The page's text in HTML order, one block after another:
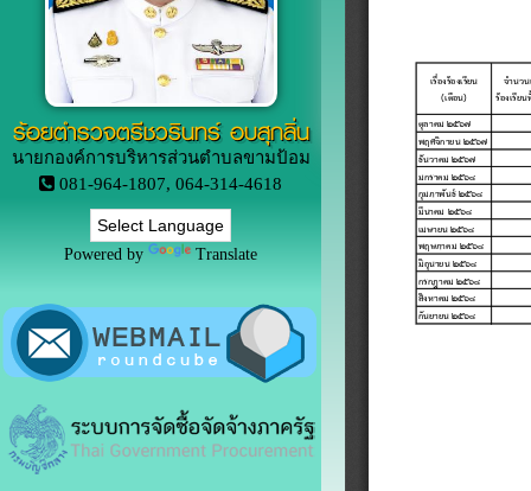
ร้อยตำรวจตรีชวรินทร์ อบสุกลิ่น
นายกองค์การบริหารส่วนตำบลขามป้อม
081-964-1807, 064-314-4618
Powered by Translate